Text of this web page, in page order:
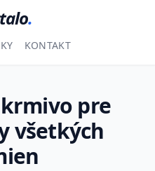
.
KONTAKT
pre
všetkých